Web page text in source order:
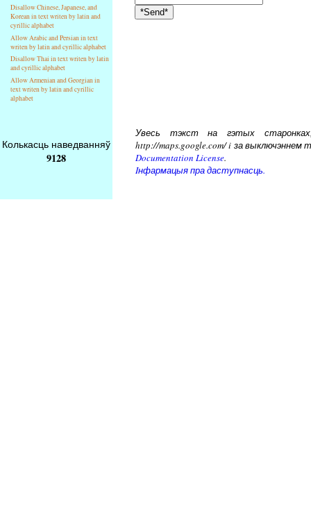
Disallow Chinese, Japanese, and
Korean in text writen by latin and
cyrillic alphabet
Allow Arabic and Persian in text
writen by latin and cyrillic alphabet
Disallow Thai in text writen by latin
and cyrillic alphabet
Allow Armenian and Georgian in
text writen by latin and cyrillic
alphabet
Колькасць наведванняў
9128
Увесь тэкст на гэтых
http://maps.google.com/ i за
Documentation License.
Iнфармацыя пра даступнасць.